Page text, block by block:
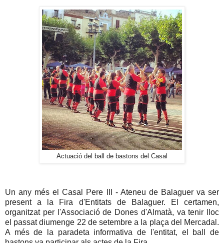
Actuació del ball de bastons del Casal
Un any més el Casal Pere III - Ateneu de Balaguer va ser
present a la Fira d'Entitats de Balaguer. El certamen,
organitzat per l'Associació de Dones d'Almatà, va tenir lloc
el passat diumenge 22 de setembre a la plaça del Mercadal.
A més de la paradeta informativa de l'entitat, el ball de